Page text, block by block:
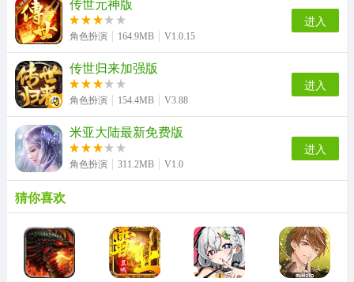
传世元神版
角色扮演 164.9MB V1.0.15
进入
传世归来加强版
角色扮演 154.4MB V3.88
进入
米亚大陆最新免费版
角色扮演 311.2MB V1.0
进入
猜你喜欢